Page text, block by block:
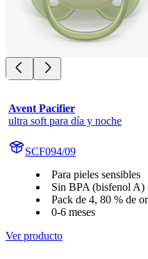
Avent Pacifier
ultra soft para día y noche
SCF094/09
Para pieles sensibles
Sin BPA (bisfenol A)
Pack de 4, 80 % de
0-6 meses
Ver producto